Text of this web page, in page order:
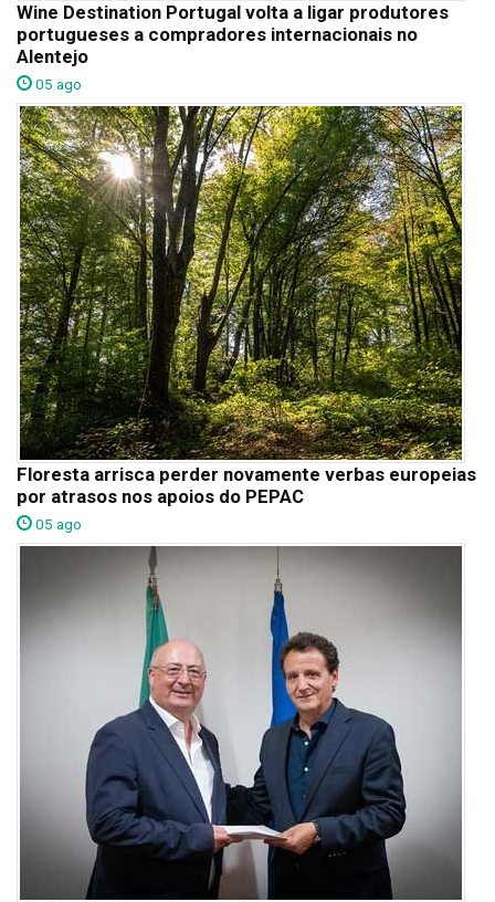
Wine Destination Portugal volta a ligar produtores
portugueses a compradores internacionais no
Alentejo
05 ago
Floresta arrisca perder novamente verbas europeias
por atrasos nos apoios do PEPAC
05 ago